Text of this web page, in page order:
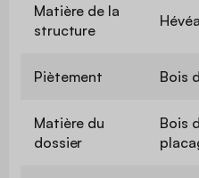
Matière de la
structure
Hévéa
Piètement Bois
Matière du
dossier
Bois